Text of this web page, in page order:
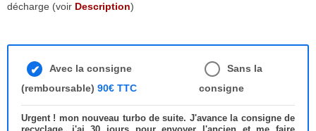
décharge (voir Description)
Avec la consigne
(remboursable) 90€ TTC
Sans la
consigne
Urgent ! mon nouveau turbo de suite. J'avance la consigne de